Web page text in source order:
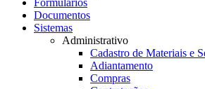
Formulários
Documentos
Sistemas
Administrativo
Cadastro de Materiais e
Adiantamento
Compras